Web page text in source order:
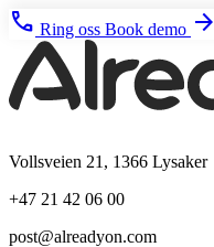
phone Ring oss Book demo arrow_forward
Vollsveien 21, 1366 Lysaker
+47 21 42 06 00
post@alreadyon.com